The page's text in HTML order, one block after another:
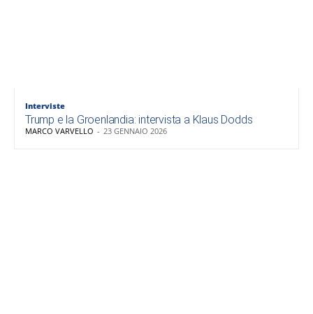
Interviste
Trump e la Groenlandia: intervista a Klaus Dodds
MARCO VARVELLO - 23 GENNAIO 2026